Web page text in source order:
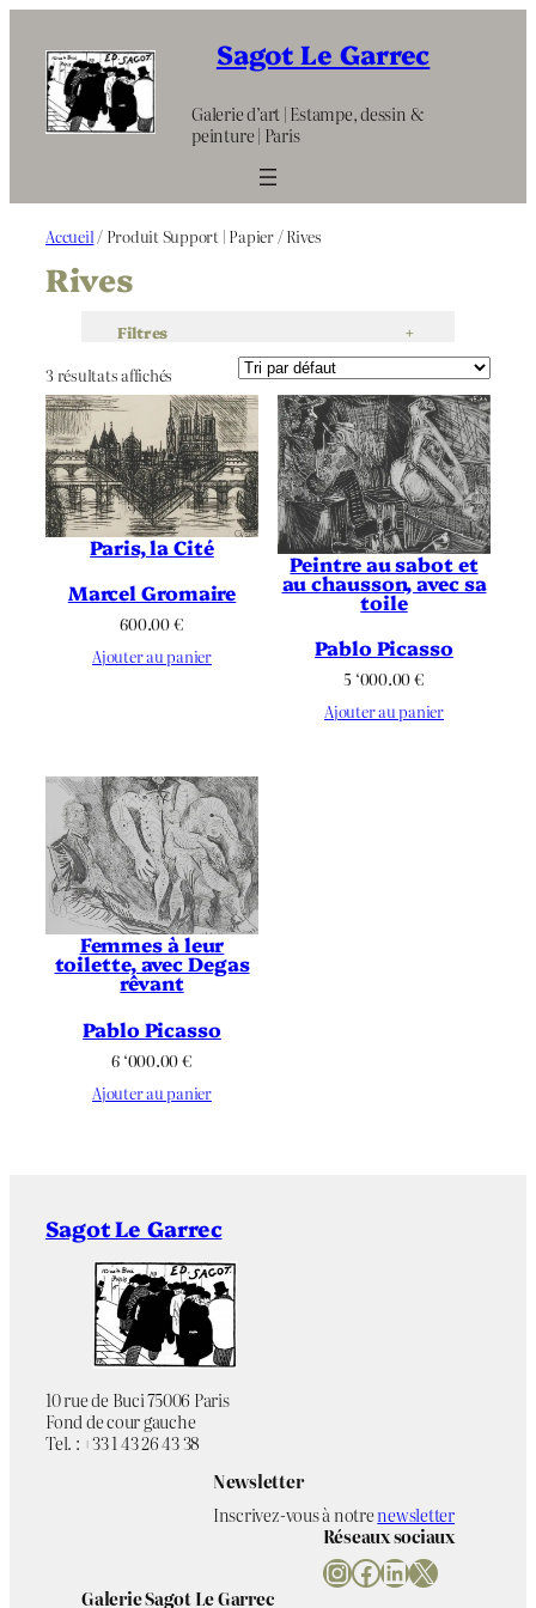
contenu
Sagot Le Garrec
Galerie d’art | Estampe, dessin &
peinture | Paris
Accueil / Produit Support | Papier / Rives
Rives
Filtres +
3 résultats affichés
Paris, la Cité
Marcel Gromaire
600.00€
Ajouter au panier
Peintre au sabot et
au chausson, avec sa
toile
Pablo Picasso
5 ‘000.00€
Ajouter au panier
Femmes à leur
toilette, avec Degas
rêvant
Pablo Picasso
6 ‘000.00€
Ajouter au panier
Sagot Le Garrec
10 rue de Buci 75006 Paris
Fond de cour gauche
Tel. : +33 1 43 26 43 38
Newsletter
Inscrivez-vous à notrenewsletter
Réseaux sociaux
InstagramFacebook LinkedIn X
Galerie Sagot Le Garrec